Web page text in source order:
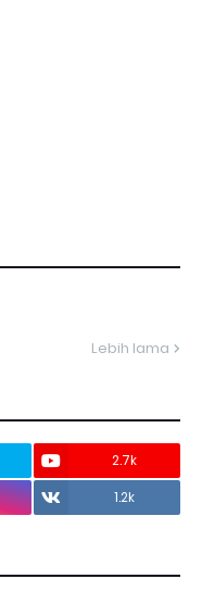
Lebih lama
2.7k
1.2k